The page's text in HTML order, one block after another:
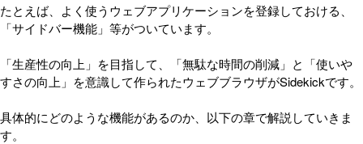
たとえば、よく使うウェブアプリケーションを登録しておける、
「サイドバー機能」等がついています。
「生産性の向上」を目指して、「無駄な時間の削減」と「使いや
すさの向上」を意識して作られたウェブブラウザがSidekickです。
具体的にどのような機能があるのか、以下の章で解説していきま
す。